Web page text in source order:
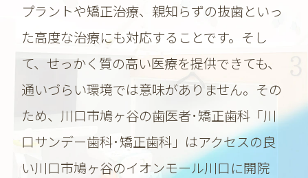
せていただきます。
ご迷惑をおかけいたしますが、ご了承いただ
きますようお願い申し上げます。
プラントや矯正治療、親知らずの抜歯といっ
た高度な治療にも対応することです。そし
て、せっかく質の高い医療を提供できても、
通いづらい環境では意味がありません。その
ため、 川口市鳩ヶ谷の歯医者･矯正歯科「川
口サンデー歯科･矯正歯科」はアクセスの良
い川口市鳩ヶ谷のイオンモール川口に開院